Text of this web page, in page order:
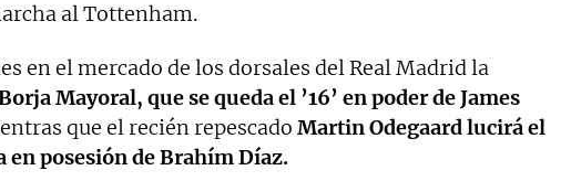
al Tottenham.
en el mercado de los dorsales del Real Madrid la
Mayoral, que se queda el ’16’ en poder de James
que el recién repescado Martin Odegaard lucirá el
en posesión de Brahím Díaz.